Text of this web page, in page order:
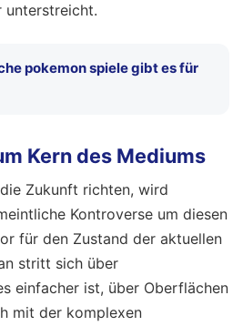
unterstreicht.
pokemon spiele gibt es für
Kern des Mediums
Zukunft richten, wird
Kontroverse um diesen
für den Zustand der aktuellen
stritt sich über
einfacher ist, über Oberflächen
mit der komplexen